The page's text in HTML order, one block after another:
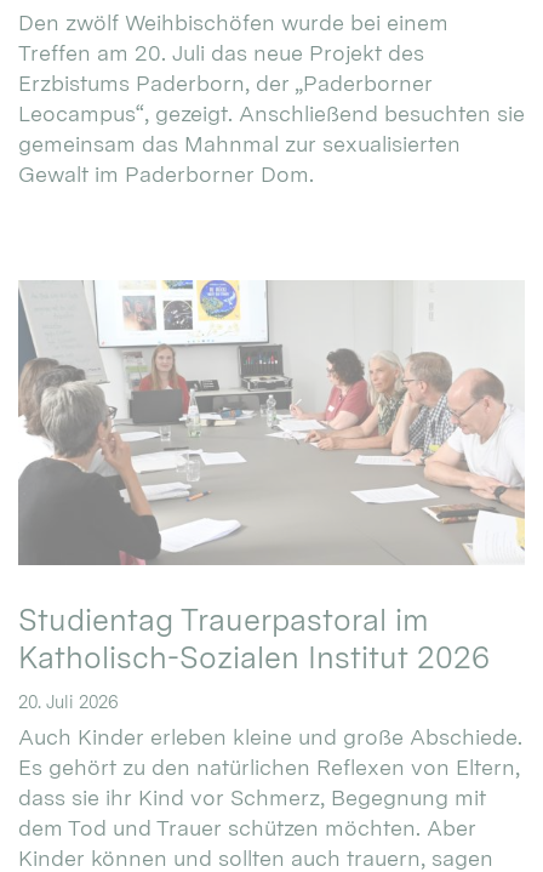
Den zwölf Weihbischöfen wurde bei einem
Treffen am 20. Juli das neue Projekt des
Erzbistums Paderborn, der „Paderborner
Leocampus“, gezeigt. Anschließend besuchten sie
gemeinsam das Mahnmal zur sexualisierten
Gewalt im Paderborner Dom.
Studientag Trauerpastoral im
Katholisch-Sozialen Institut 2026
20. Juli 2026
Auch Kinder erleben kleine und große Abschiede.
Es gehört zu den natürlichen Reflexen von Eltern,
dass sie ihr Kind vor Schmerz, Begegnung mit
dem Tod und Trauer schützen möchten. Aber
Kinder können und sollten auch trauern, sagen